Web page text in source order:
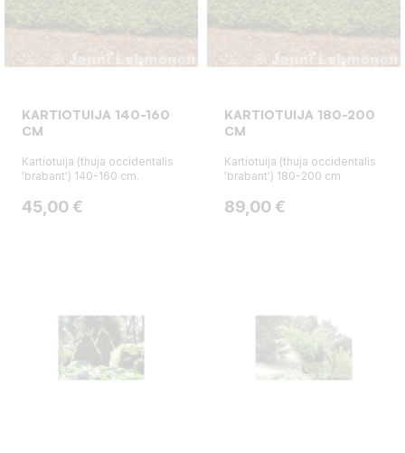
KARTIOTUIJA 140-160
CM
Kartiotuija (thuja occidentalis
'brabant') 140-160 cm.
Hinta
45,00 €
KARTIOTUIJA 180-200
CM
Kartiotuija (thuja occidentalis
'brabant') 180-200 cm
Hinta
89,00 €